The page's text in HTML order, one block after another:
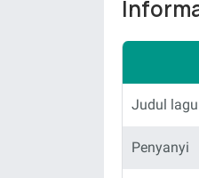
Judul lagu
Penyanyi